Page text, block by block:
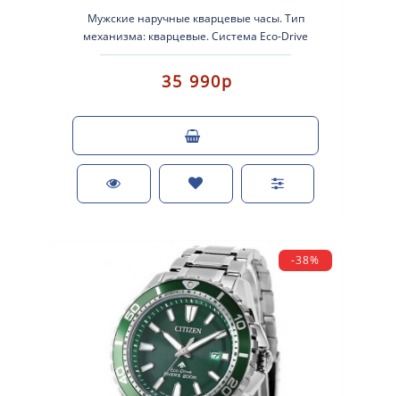
Мужские наручные кварцевые часы. Тип
механизма: кварцевые. Система Eco-Drive
(аккумулятор с питанием от световой энергии). ..
35 990р
-38%